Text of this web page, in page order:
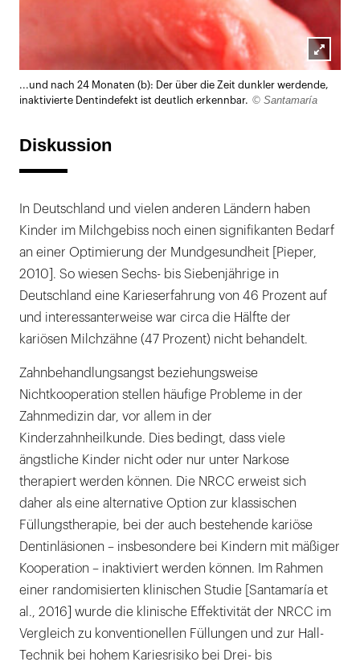
öffnen
...und nach 24 Monaten (b): Der über die Zeit dunkler werdende,
inaktivierte Dentindefekt ist deutlich erkennbar. © Santamaría
Diskussion
In Deutschland und vielen anderen Ländern haben
Kinder im Milchgebiss noch einen signifikanten Bedarf
an einer Optimierung der Mundgesundheit [Pieper,
2010]. So wiesen Sechs- bis Siebenjährige in
Deutschland eine Karieserfahrung von 46 Prozent auf
und interessanterweise war circa die Hälfte der
kariösen Milchzähne (47 Prozent) nicht behandelt.
Zahnbehandlungsangst beziehungsweise
Nichtkooperation stellen häufige Probleme in der
Zahnmedizin dar, vor allem in der
Kinderzahnheilkunde. Dies bedingt, dass viele
ängstliche Kinder nicht oder nur unter Narkose
therapiert werden können. Die NRCC erweist sich
daher als eine alternative Option zur klassischen
Füllungstherapie, bei der auch bestehende kariöse
Dentinläsionen – insbesondere bei Kindern mit mäßiger
Kooperation – inaktiviert werden können. Im Rahmen
einer randomisierten klinischen Studie [Santamaría et
al., 2016] wurde die klinische Effektivität der NRCC im
Vergleich zu konventionellen Füllungen und zur Hall-
Technik bei hohem Kariesrisiko bei Drei- bis